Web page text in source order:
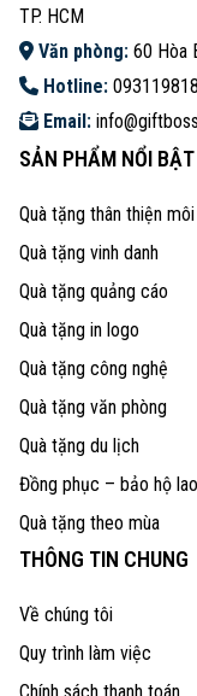
TP. HCM
Văn phòng: 60 Hòa
Hotline:
Email:
SẢN PHẨM NỔI BẬT
Quà tặng thân thiện
Quà tặng vinh danh
Quà tặng quảng cáo
Quà tặng in logo
Quà tặng công nghệ
Quà tặng văn phòng
Quà tặng du lịch
Đồng phục – bảo hộ
Quà tặng theo mùa
THÔNG TIN CHUNG
Về chúng tôi
Quy trình làm việc